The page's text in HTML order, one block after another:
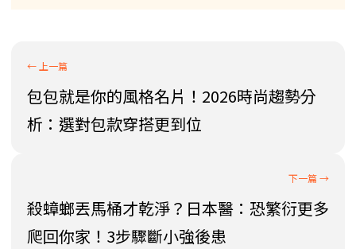
包包就是你的風格名片！2026時尚趨勢分
析：選對包款穿搭更到位
殺蟑螂丟馬桶才乾淨？日本醫：恐繁衍更多
爬回你家！3步驟斷小強後患